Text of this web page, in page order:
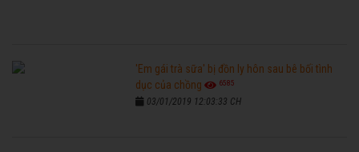
'Em gái trà sữa' bị đồn ly hôn sau bê bối tình
dục của chồng
6585
03/01/2019 12:03:33 CH